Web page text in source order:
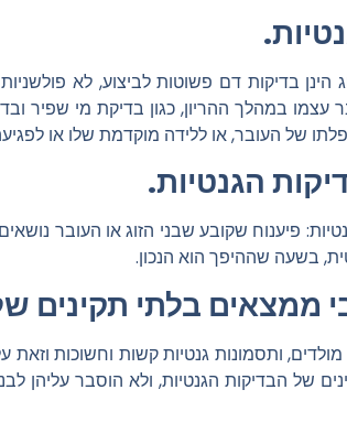
בדיקות דם פשוטות לביצוע, לא פולשניות
במהלך ההריון, כגון בדיקת מי שפיר
של העובר, או ללידה מוקדמת שלו או
הגנטיות.
פיענוח שקובע שבני הזוג או העובר
בשעה שההיפך הוא הנכון.
ממצאים בלתי תקינים
ותסמונות גנטיות קשות וחשוכות וזאת
של הבדיקות הגנטיות, ולא הוסבר עליהן